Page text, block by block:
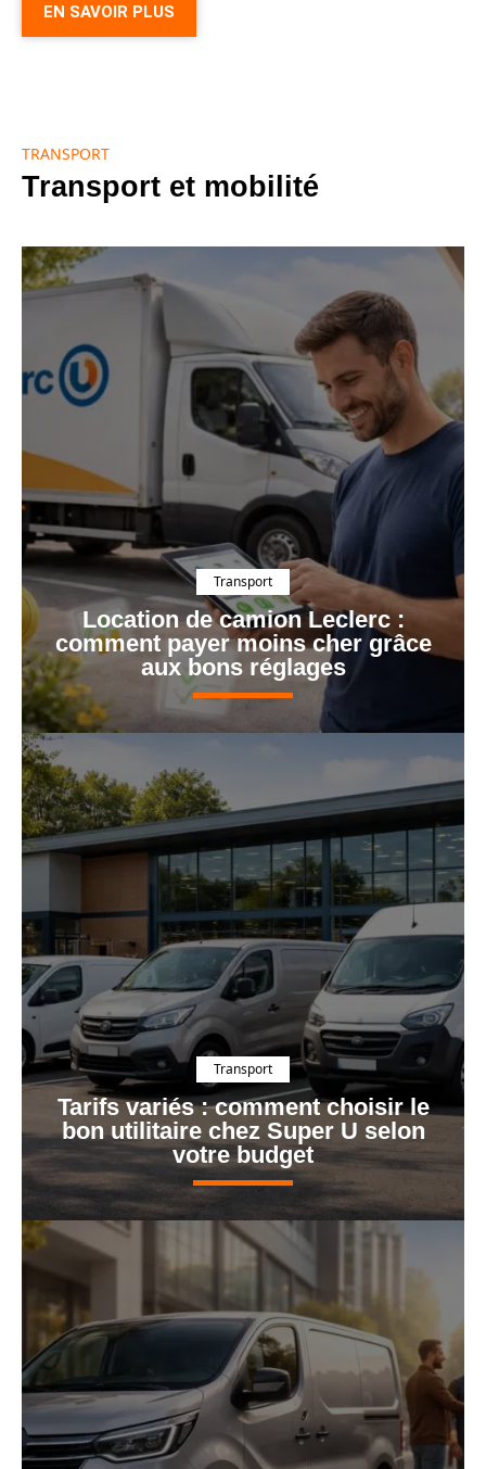
EN SAVOIR PLUS
TRANSPORT
Transport et mobilité
Transport
Location de camion Leclerc :
comment payer moins cher grâce
aux bons réglages
Transport
Tarifs variés : comment choisir le
bon utilitaire chez Super U selon
votre budget